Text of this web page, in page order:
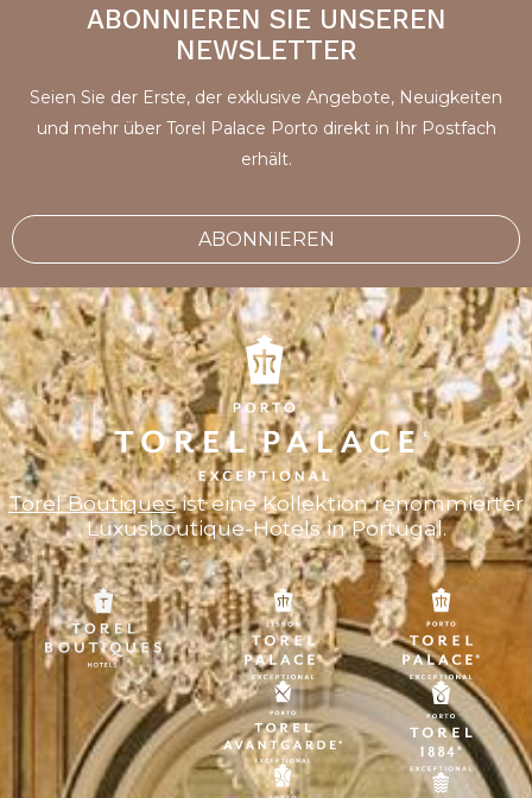
ABONNIEREN SIE UNSEREN
NEWSLETTER
Seien Sie der Erste, der exklusive Angebote, Neuigkeiten
und mehr über Torel Palace Porto direkt in Ihr Postfach
erhält.
ABONNIEREN
Torel Boutiquesist eine Kollektion renommierter
Luxusboutique-Hotels in Portugal.